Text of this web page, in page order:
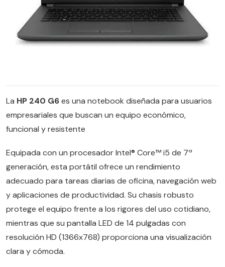
La HP 240 G6es una notebook diseñada para usuarios
empresariales que buscan un equipo económico,
funcional y resistente
Equipada con un procesador Intel® Core™ i5 de 7ª
generación, esta portátil ofrece un rendimiento
adecuado para tareas diarias de oficina, navegación web
y aplicaciones de productividad. Su chasis robusto
protege el equipo frente a los rigores del uso cotidiano,
mientras que su pantalla LED de 14 pulgadas con
resolución HD (1366x768) proporciona una visualización
clara y cómoda.